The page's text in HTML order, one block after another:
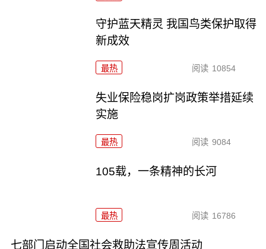
守护蓝天精灵 我国鸟类保护取得
新成效
最热 阅读 10854
失业保险稳岗扩岗政策举措延续
实施
最热 阅读 9084
105载，一条精神的长河
最热 阅读 16786
七部门启动全国社会救助法宣传周活动